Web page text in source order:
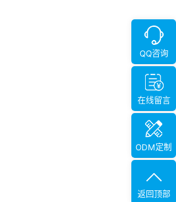
QQ咨询
在线留言
ODM定制
返回顶部